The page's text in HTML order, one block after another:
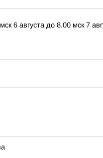
6 августа до 8.00 мск 7